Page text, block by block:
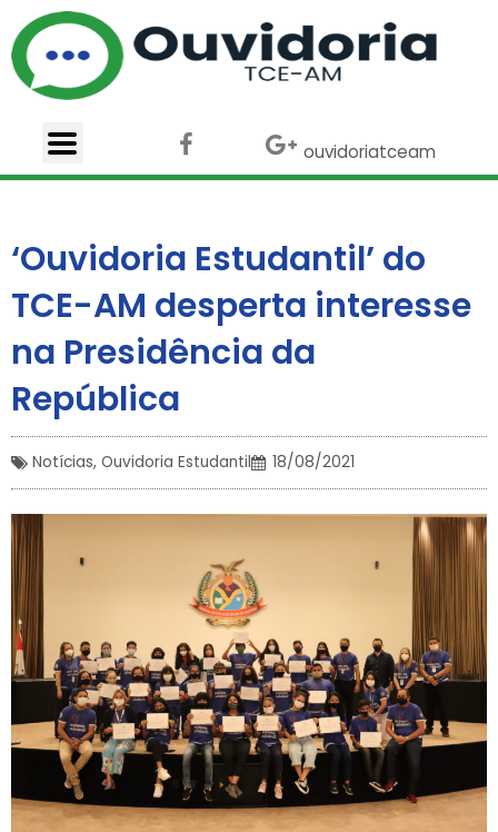
para
conteúdo
F
a
c
o
k
t
t
e
r
G
o
o
e
p
u
ouvidoriatceam
‘Ouvidoria Estudantil’ do
TCE-AM desperta interesse
na Presidência da
República
Notícias, Ouvidoria Estudantil 18/08/2021